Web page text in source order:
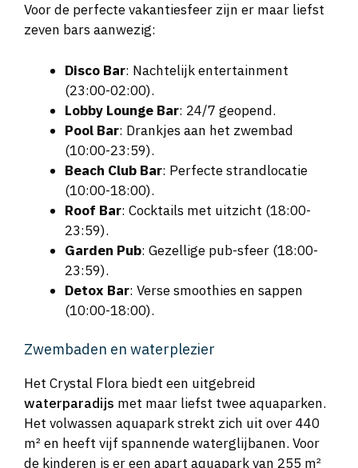
Voor de perfecte vakantiesfeer zijn er maar liefst
zeven bars aanwezig:
Disco Bar: Nachtelijk entertainment
(23:00-02:00).
Lobby Lounge Bar: 24/7 geopend.
Pool Bar: Drankjes aan het zwembad
(10:00-23:59).
Beach Club Bar: Perfecte strandlocatie
(10:00-18:00).
Roof Bar: Cocktails met uitzicht (18:00-
23:59).
Garden Pub: Gezellige pub-sfeer (18:00-
23:59).
Detox Bar: Verse smoothies en sappen
(10:00-18:00).
Zwembaden en waterplezier
Het Crystal Flora biedt een uitgebreid
waterparadijs met maar liefst twee aquaparken.
Het volwassen aquapark strekt zich uit over 440
m² en heeft vijf spannende waterglijbanen. Voor
de kinderen is er een apart aquapark van 255 m²